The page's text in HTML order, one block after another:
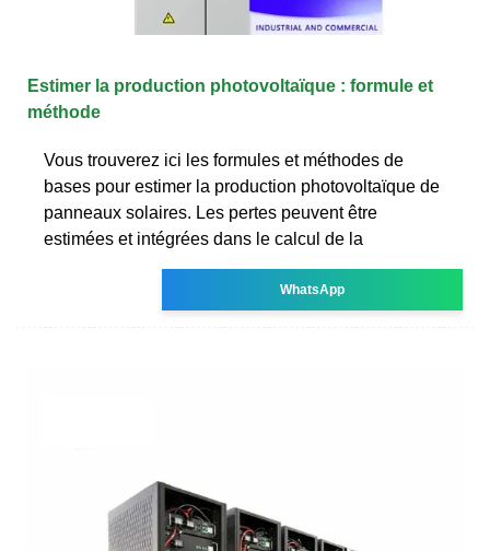
Estimer la production photovoltaïque : formule et
méthode
Vous trouverez ici les formules et méthodes de
bases pour estimer la production photovoltaïque de
panneaux solaires. Les pertes peuvent être
estimées et intégrées dans le calcul de la
WhatsApp